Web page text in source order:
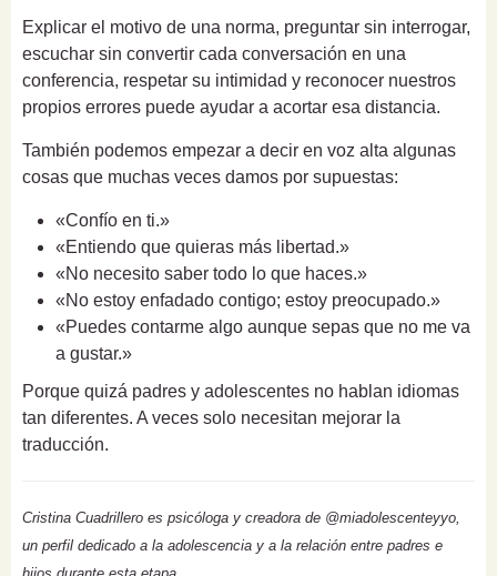
Explicar el motivo de una norma, preguntar sin interrogar,
escuchar sin convertir cada conversación en una
conferencia, respetar su intimidad y reconocer nuestros
propios errores puede ayudar a acortar esa distancia.
También podemos empezar a decir en voz alta algunas
cosas que muchas veces damos por supuestas:
«Confío en ti.»
«Entiendo que quieras más libertad.»
«No necesito saber todo lo que haces.»
«No estoy enfadado contigo; estoy preocupado.»
«Puedes contarme algo aunque sepas que no me va
a gustar.»
Porque quizá padres y adolescentes no hablan idiomas
tan diferentes. A veces solo necesitan mejorar la
traducción.
Cristina Cuadrillero es psicóloga y creadora de @miadolescenteyyo,
un perfil dedicado a la adolescencia y a la relación entre padres e